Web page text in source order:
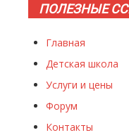
ПОЛЕЗНЫЕ
Главная
Детская школа
Услуги и цены
Форум
Контакты